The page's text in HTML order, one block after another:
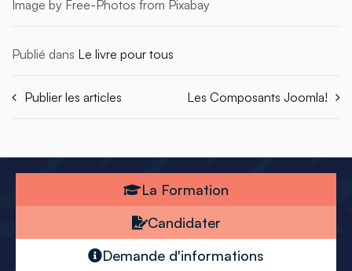
Image by Free-Photos from Pixabay
Publié dans Le livre pour tous
Publier les articles Les Composants Joomla!
La Formation
Candidater
Demande d'informations